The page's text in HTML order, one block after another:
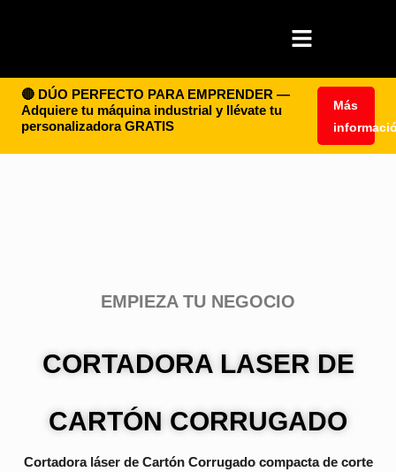
🔴 DÚO PERFECTO PARA EMPRENDER —
Adquiere tu máquina industrial y llévate tu
personalizadora GRATIS
Más
EMPIEZA TU NEGOCIO
CORTADORA LASER DE
CARTÓN CORRUGADO
Cortadora láser de Cartón Corrugado compacta de corte